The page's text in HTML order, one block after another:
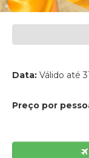
Data: Válido até
Preço por